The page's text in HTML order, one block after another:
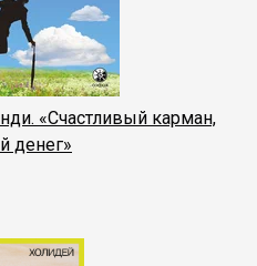
«Счастливый карман,
денег»